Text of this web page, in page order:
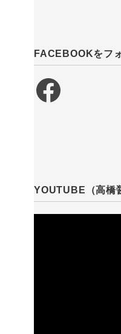
FACEBOOKをフ
Facebook
YOUTUBE（高橋